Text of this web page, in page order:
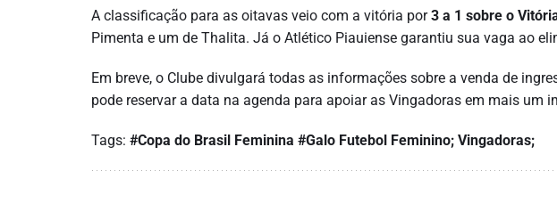
A classificação para as oitavas veio com a vitória por3 a 1 sobre o
Pimenta e um de Thalita. Já o Atlético Piauiense garantiu sua vaga ao
Em breve, o Clube divulgará todas as informações sobre a venda de
pode reservar a data na agenda para apoiar as Vingadoras em mais um
Tags: #Copa do Brasil Feminina #Galo Futebol Feminino; Vingadoras;